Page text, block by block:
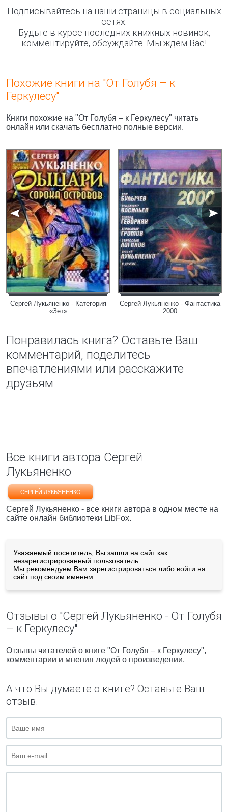
Подписывайтесь на наши страницы в социальных
сетях.
Будьте в курсе последних книжных новинок,
комментируйте, обсуждайте. Мы ждём Вас!
Похожие книги на "От Голубя – к
Геркулесу"
Книги похожие на "От Голубя – к Геркулесу" читать
онлайн или скачать бесплатно полные версии.
Сергей Лукьяненко - Категория
«Зет»
Сергей Лукьяненко - Фантастика
2000
Понравилась книга? Оставьте Ваш
комментарий, поделитесь
впечатлениями или расскажите
друзьям
Все книги автора Сергей
Лукьяненко
СЕРГЕЙ ЛУКЬЯНЕНКО
Сергей Лукьяненко - все книги автора в одном месте на
сайте онлайн библиотеки LibFox.
Уважаемый посетитель, Вы зашли на сайт как
незарегистрированный пользователь.
Мы рекомендуем Вам зарегистрироваться либо войти на
сайт под своим именем.
Отзывы о "Сергей Лукьяненко - От Голубя
– к Геркулесу"
Отзывы читателей о книге "От Голубя – к Геркулесу",
комментарии и мнения людей о произведении.
А что Вы думаете о книге? Оставьте Ваш
отзыв.